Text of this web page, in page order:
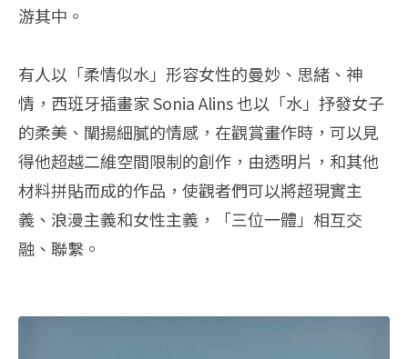
游其中。
有人以「柔情似水」形容女性的曼妙、思緒、神
情，西班牙插畫家 Sonia Alins 也以「水」抒發女子
的柔美、闡揚細膩的情感，在觀賞畫作時，可以見
得他超越二維空間限制的創作，由透明片，和其他
材料拼貼而成的作品，使觀者們可以將超現實主
義、浪漫主義和女性主義，「三位一體」相互交
融、聯繫。